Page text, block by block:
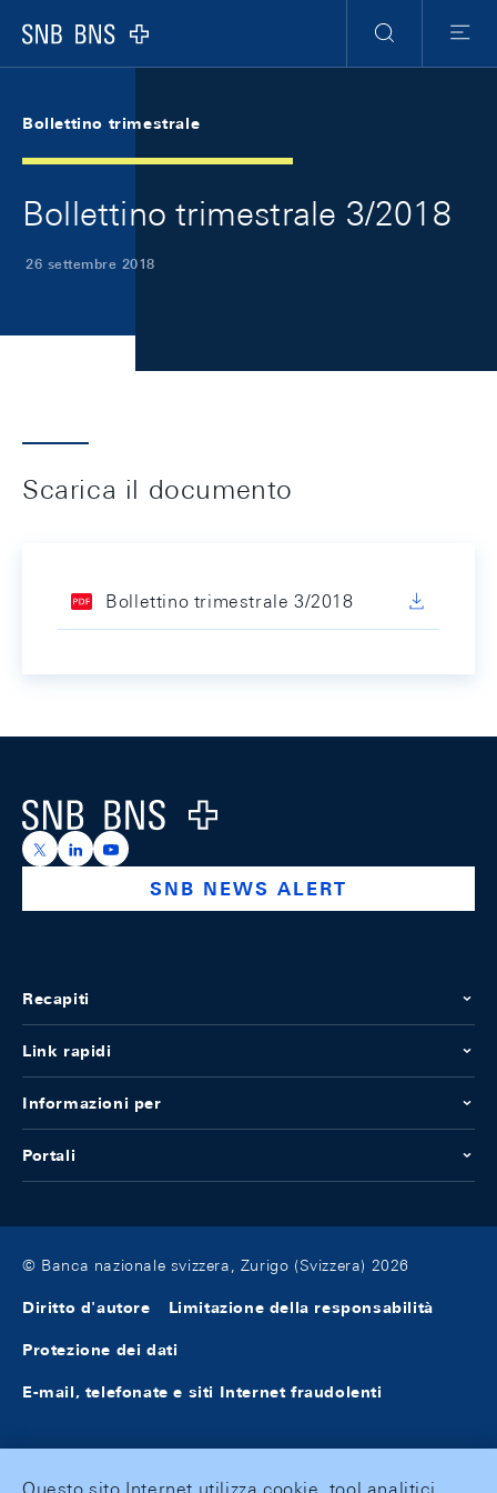
Logo
Ricerca
Menu
Bollettino trimestrale
Bollettino trimestrale 3/2018
26 settembre 2018
Scarica il documento
Bollettino trimestrale 3/2018
Logo
https://x.com/snb_bns
https://ch.linkedin.com/company/swiss-national-
https://www.youtube.com/@swissnationalbank
SNB NEWS ALERT
Recapiti
Link rapidi
Informazioni per
Portali
© Banca nazionale svizzera, Zurigo (Svizzera) 2026
Diritto d'autore Limitazione della responsabilità
Protezione dei dati
E-mail, telefonate e siti Internet fraudolenti